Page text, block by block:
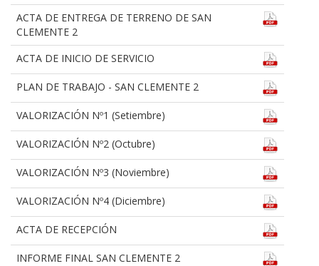
ACTA DE ENTREGA DE TERRENO DE SAN
CLEMENTE 2
ACTA DE INICIO DE SERVICIO
PLAN DE TRABAJO - SAN CLEMENTE 2
VALORIZACIÓN Nº1 (Setiembre)
VALORIZACIÓN Nº2 (Octubre)
VALORIZACIÓN Nº3 (Noviembre)
VALORIZACIÓN Nº4 (Diciembre)
ACTA DE RECEPCIÓN
INFORME FINAL SAN CLEMENTE 2